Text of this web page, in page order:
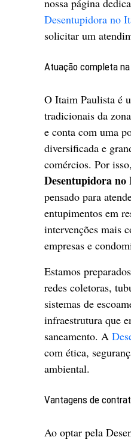
Desentupidora no
solicitar um
Atuação completa
O Itaim Paulista é
tradicionais da
e conta com uma
diversificada e
comércios. Por
Desentupidora
pensado para
entupimentos em
intervenções mais
empresas e
Estamos
redes coletoras,
sistemas de
infraestrutura que
saneamento. A
com ética,
ambiental.
Vantagens de
Ao optar pela